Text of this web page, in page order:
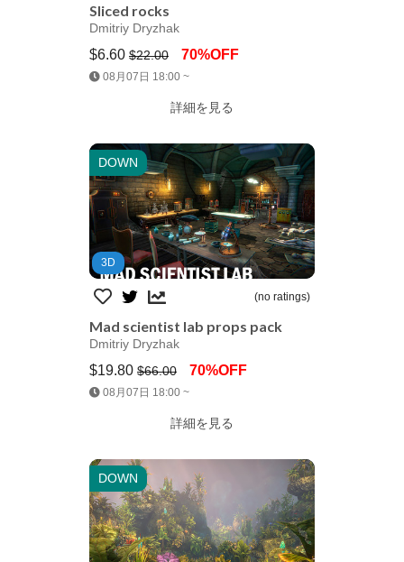
Sliced rocks
Dmitriy Dryzhak
$6.60 $22.00 70%OFF
08月07日 18:00 ~
詳細を見る
DOWN
Jump AssetStore
3D
(no ratings)
Mad scientist lab props pack
Dmitriy Dryzhak
$19.80 $66.00 70%OFF
08月07日 18:00 ~
詳細を見る
DOWN
Jump AssetStore